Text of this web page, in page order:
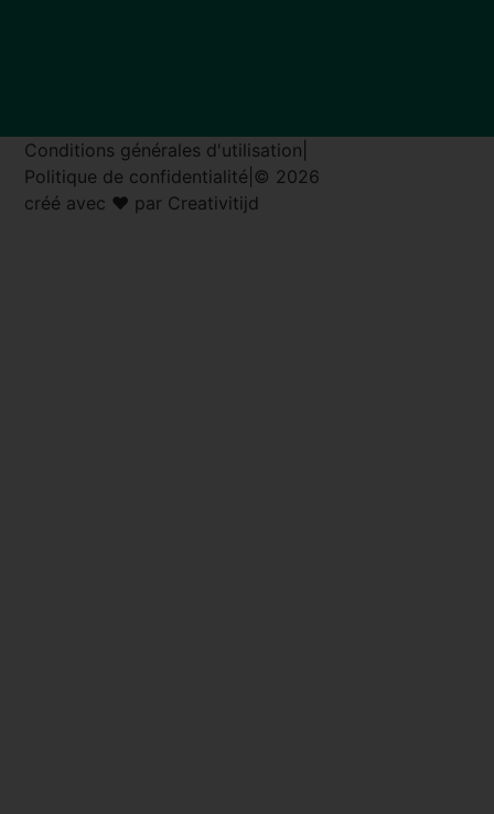
Conditions générales d'utilisation
Politique de confidentialité © 2026
créé avec ♥ par Creativitijd